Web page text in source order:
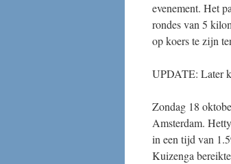
evenement. Het
rondes van 5
op koers te zijn
UPDATE: Later
Zondag 18
Amsterdam.
in een tijd van
Kuizenga